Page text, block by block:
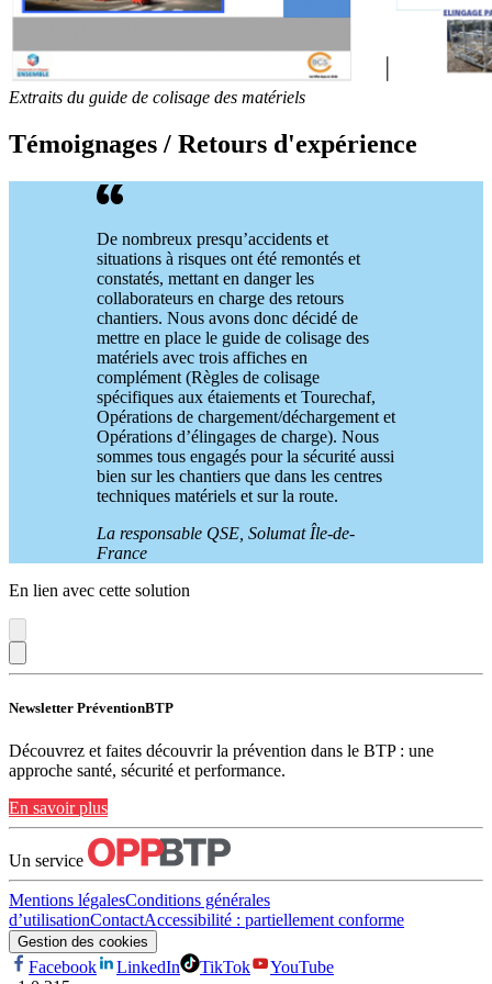
Extraits du guide de colisage des matériels
Témoignages / Retours d'expérience
De nombreux presqu’accidents et
situations à risques ont été remontés et
constatés, mettant en danger les
collaborateurs en charge des retours
chantiers. Nous avons donc décidé de
mettre en place le guide de colisage des
matériels avec trois affiches en
complément (Règles de colisage
spécifiques aux étaiements et Tourechaf,
Opérations de chargement/déchargement et
Opérations d’élingages de charge). Nous
sommes tous engagés pour la sécurité aussi
bien sur les chantiers que dans les centres
techniques matériels et sur la route.
La responsable QSE, Solumat Île-de-
France
En lien avec cette solution
Newsletter PréventionBTP
Découvrez et faites découvrir la prévention dans le BTP : une
approche santé, sécurité et performance.
En savoir plus
Un service
Mentions légalesConditions générales
d’utilisationContactAccessibilité : partiellement conforme
Gestion des cookies
Facebook LinkedIn TikTok
YouTube